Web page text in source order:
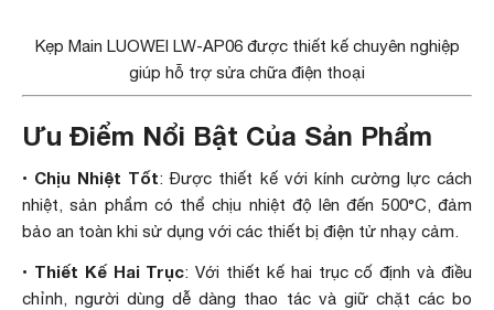
Kẹp Main LUOWEI LW-AP06 được thiết kế chuyên nghiệp
giúp hỗ trợ sửa chữa điện thoại
Ưu Điểm Nổi Bật Của Sản Phẩm
• Chịu Nhiệt Tốt: Được thiết kế với kính cường lực cách
nhiệt, sản phẩm có thể chịu nhiệt độ lên đến 500°C, đảm
bảo an toàn khi sử dụng với các thiết bị điện tử nhạy cảm.
• Thiết Kế Hai Trục: Với thiết kế hai trục cố định và điều
chỉnh, người dùng dễ dàng thao tác và giữ chặt các bo